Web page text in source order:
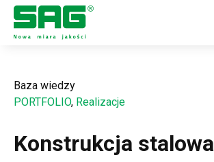
Baza wiedzy
PORTFOLIO, Realizacje
Konstrukcja stalowa